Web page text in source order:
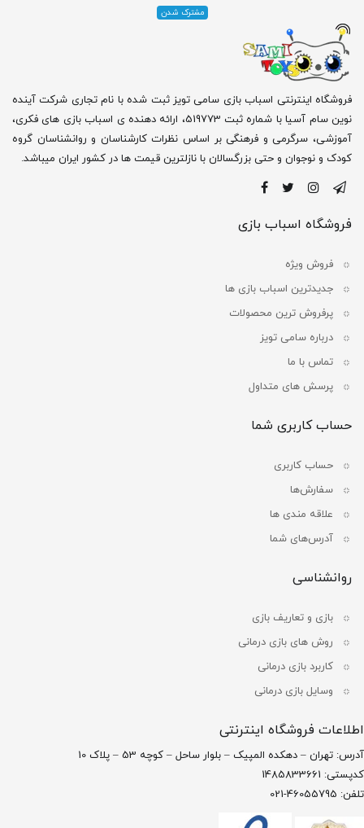
فروشگاه اینترنتی اسباب بازی سامی تویز ثبت شده با نام تجاری شرکت آینده
نوین سام آسیا با شماره ثبت 519773، ارائه دهنده ی اسباب بازی های فکری،
آموزشی، سرگرمی و فرهنگی بر اساس نظرات کارشناسان و روانشناسان گروه
کودک و نوجوان و حتی بزرگسالان با نازلترین قیمت ها در کشور ایران میباشد.
فروشگاه اسباب بازی
فروش ویژه
جدیدترین اسباب بازی ها
پرفروش ترین محصولات
درباره سامی تویز
تماس با ما
پرسش های متداول
حساب کاربری شما
حساب کاربری
سفارش‌ها
علاقه مندی ها
آدرس‌های شما
روانشناسی
بازی و تعاریف بازی
روش های بازی درمانی
کاربرد بازی درمانی
وسایل بازی درمانی
اطلاعات فروشگاه اینترنتی
آدرس: تهران – دهکده المپیک – بلوار ساحل – کوچه 53 – پلاک 10
کدپستی: 1485833661
تلفن: 46055795-021